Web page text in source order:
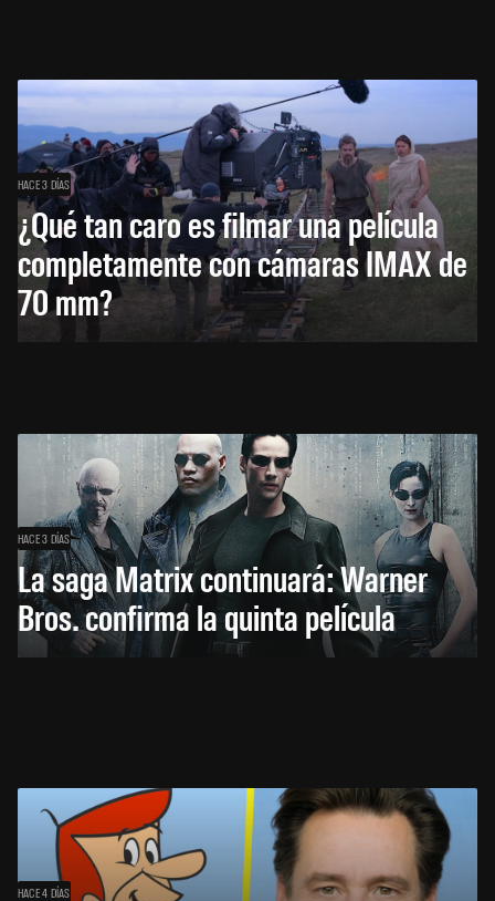
HACE 3 DÍAS
¿Qué tan caro es filmar una película
completamente con cámaras IMAX de
70 mm?
HACE 3 DÍAS
La saga Matrix continuará: Warner
Bros. confirma la quinta película
HACE 4 DÍAS